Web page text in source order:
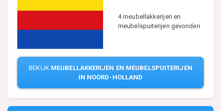
4 meubellakkerijen en
meubelspuiterijen gevonden
BEKIJK MEUBELLAKKERIJEN EN MEUBELSPUITERIJEN
IN NOORD-HOLLAND